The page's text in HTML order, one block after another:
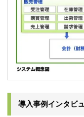
導入事例インタビ